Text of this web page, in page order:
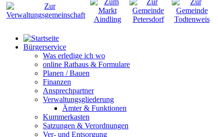
Bürgerservice
Was erledige ich wo
online Rathaus & Formulare
Planen / Bauen
Finanzen
Ansprechpartner
Verwaltungsgliederung
Ämter & Funktionen
Kummerkasten
Satzungen & Verordnungen
Ver- und Entsorgung